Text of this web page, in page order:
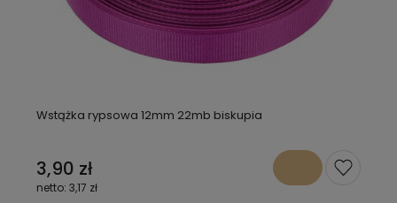
Wstążka rypsowa 12mm 22mb biskupia
3,90 zł
3,17 zł